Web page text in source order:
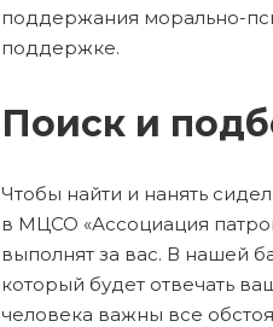
поддержания морально-
поддержке.
Поиск и
Чтобы найти и нанять
в МЦСО «Ассоциация
выполнят за вас. В нашей
который будет отвечать
человека важны все